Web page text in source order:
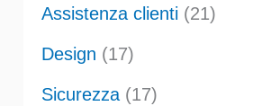
Assistenza clienti(21)
Design (17)
Sicurezza(17)